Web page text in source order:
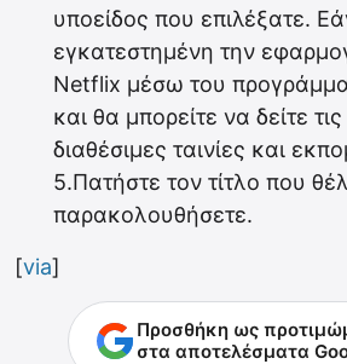
υποείδος που επιλέξατε.
εγκατεστημένη την
Netflix μέσω του
και θα μπορείτε να δείτε
διαθέσιμες ταινίες και
5.Πατήστε τον τίτλο που
παρακολουθήσετε.
[via]
Προσθήκη ως
στα αποτελέσματα